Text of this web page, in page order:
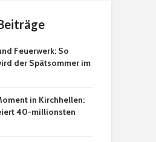
Feuerwerk: So
der Spätsommer im
in Kirchhellen:
40-millionsten